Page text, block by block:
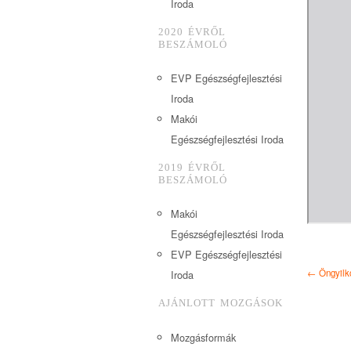
Iroda
2020 ÉVRŐL
BESZÁMOLÓ
EVP Egészségfejlesztési
Iroda
Makói
Egészségfejlesztési Iroda
2019 ÉVRŐL
BESZÁMOLÓ
Makói
Egészségfejlesztési Iroda
EVP Egészségfejlesztési
Iroda
AJÁNLOTT MOZGÁSOK
Mozgásformák
←